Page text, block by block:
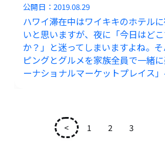
公開日：2019.08.29
ハワイ滞在中はワイキキのホテル
いと思いますが、夜に「今日はど
か？」と迷ってしまいますよね。
ピングとグルメを家族全員で一緒
ーナショナルマーケットプレイス
< 1 2 3